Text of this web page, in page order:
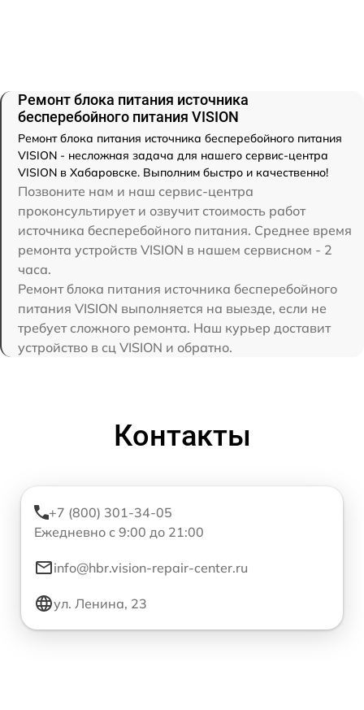
Ремонт блока питания источника
бесперебойного питания VISION
Ремонт блока питания источника бесперебойного питания
VISION - несложная задача для нашего сервис-центра
VISION в Хабаровске. Выполним быстро и качественно!
Позвоните нам и наш сервис-центра
проконсультирует и озвучит стоимость работ
источника бесперебойного питания. Среднее время
ремонта устройств VISION в нашем сервисном - 2
часа.
Ремонт блока питания источника бесперебойного
питания VISION выполняется на выезде, если не
требует сложного ремонта. Наш курьер доставит
устройство в сц VISION и обратно.
Контакты
+7 (800) 301-34-05
Ежедневно с 9:00 до 21:00
info@hbr.vision-repair-center.ru
ул. Ленина, 23